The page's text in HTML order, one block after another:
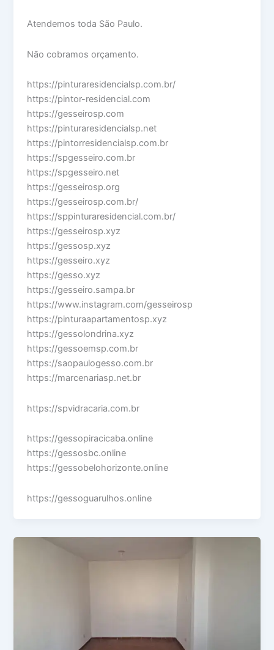
Atendemos toda São Paulo.
Não cobramos orçamento.
https://pinturaresidencialsp.com.br/
https://pintor-residencial.com
https://gesseirosp.com
https://pinturaresidencialsp.net
https://pintorresidencialsp.com.br
https://spgesseiro.com.br
https://spgesseiro.net
https://gesseirosp.org
https://gesseirosp.com.br/
https://sppinturaresidencial.com.br/
https://gesseirosp.xyz
https://gessosp.xyz
https://gesseiro.xyz
https://gesso.xyz
https://gesseiro.sampa.br
https://www.instagram.com/gesseirosp
https://pinturaapartamentosp.xyz
https://gessolondrina.xyz
https://gessoemsp.com.br
https://saopaulogesso.com.br
https://marcenariasp.net.br
https://spvidracaria.com.br
https://gessopiracicaba.online
https://gessosbc.online
https://gessobelohorizonte.online
https://gessoguarulhos.online